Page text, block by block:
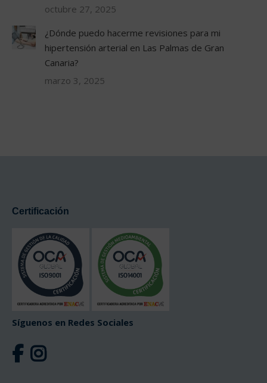
octubre 27, 2025
¿Dónde puedo hacerme revisiones para mi
hipertensión arterial en Las Palmas de Gran
Canaria?
marzo 3, 2025
Certificación
Síguenos en Redes Sociales